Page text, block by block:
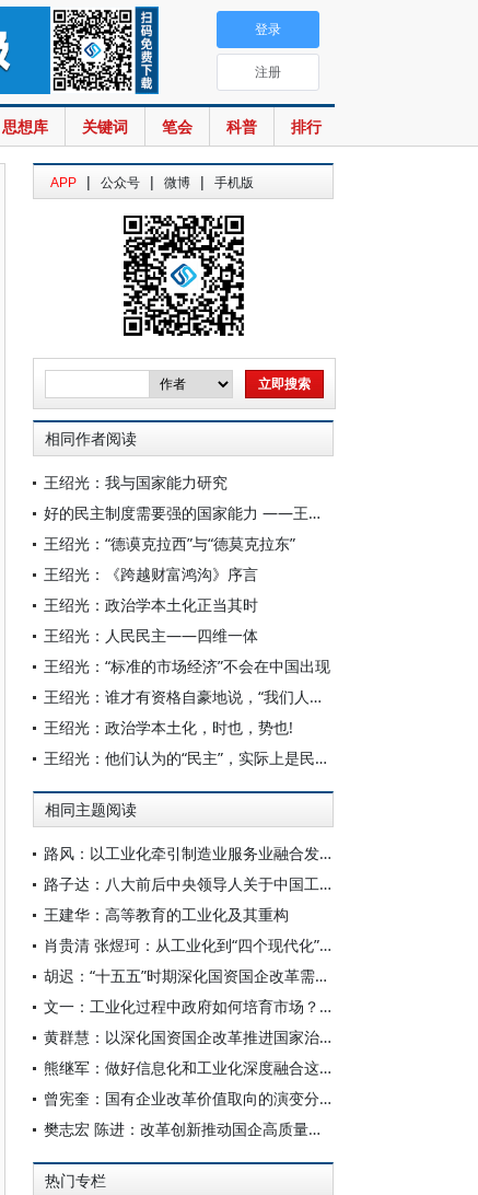
思想库 关键词 笔会 科普 排行
登录
注册
APP | 公众号 | 微博 | 手机版
相同作者阅读
王绍光：我与国家能力研究
好的民主制度需要强的国家能力 ——王绍光民主研究访谈录
王绍光：“德谟克拉西”与“德莫克拉东”
王绍光：《跨越财富鸿沟》序言
王绍光：政治学本土化正当其时
王绍光：人民民主——四维一体
王绍光：“标准的市场经济”不会在中国出现
王绍光：谁才有资格自豪地说，“我们人民”！
王绍光：政治学本土化，时也，势也!
王绍光：他们认为的“民主”，实际上是民主的赝品
相同主题阅读
路风：以工业化牵引制造业服务业融合发展
路子达：八大前后中央领导人关于中国工业化道路的集体探索——以《论十大关系》讲话的发表、传达和阐释为中心的考察
王建华：高等教育的工业化及其重构
肖贵清 张煜珂：从工业化到“四个现代化”的演进与发展
胡迟：“十五五”时期深化国资国企改革需把握的重点
文一：工业化过程中政府如何培育市场？——英国“工业革命”的底层逻辑
黄群慧：以深化国资国企改革推进国家治理体系和治理能力现代化
熊继军：做好信息化和工业化深度融合这篇大文章
曾宪奎：国有企业改革价值取向的演变分析——兼论“两个毫不动摇”之间的关系
樊志宏 陈进：改革创新推动国企高质量发展
热门专栏